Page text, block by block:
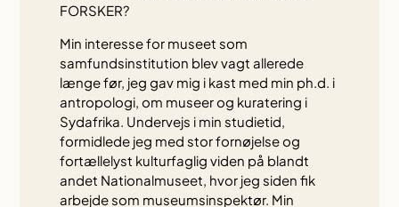
FORSKER?
Min interesse for museet som
samfundsinstitution blev vagt allerede
længe før, jeg gav mig i kast med min ph.d. i
antropologi, om museer og kuratering i
Sydafrika. Undervejs i min studietid,
formidlede jeg med stor fornøjelse og
fortællelyst kulturfaglig viden på blandt
andet Nationalmuseet, hvor jeg siden fik
arbejde som museumsinspektør. Min